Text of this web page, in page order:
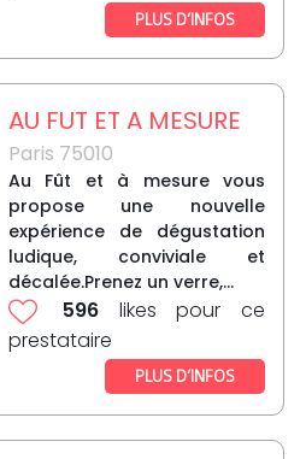
PLUS D’INFOS
AU FUT ET A MESURE
Paris 75010
Au Fût et à mesure vous
propose une nouvelle
expérience de dégustation
ludique, conviviale et
décalée.Prenez un verre,...
596 likes pour ce
prestataire
PLUS D’INFOS